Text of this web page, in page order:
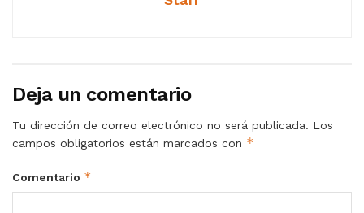
Deja un comentario
Tu dirección de correo electrónico no será publicada. Los
campos obligatorios están marcados con *
Comentario *